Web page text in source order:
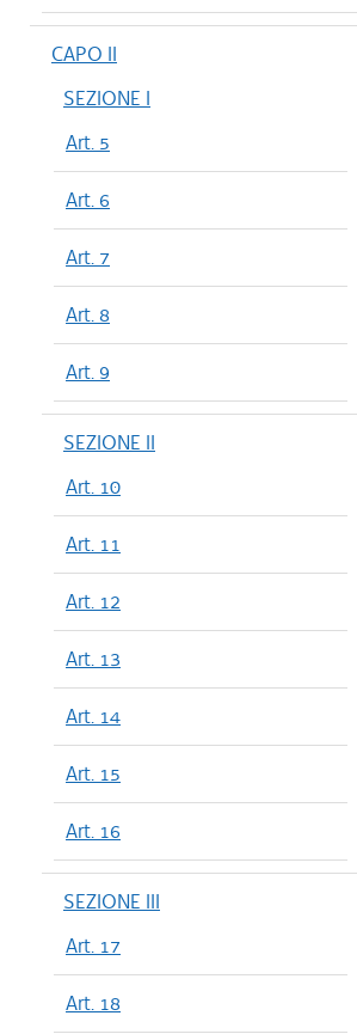
CAPO II
SEZIONE I
Art. 5
Art. 6
Art. 7
Art. 8
Art. 9
SEZIONE II
Art. 10
Art. 11
Art. 12
Art. 13
Art. 14
Art. 15
Art. 16
SEZIONE III
Art. 17
Art. 18